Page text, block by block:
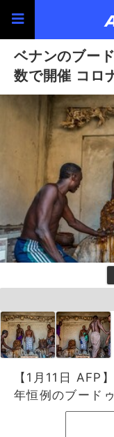
ベナンのブー
数で開催 コロ
【1月11日 AFP
年恒例のブード